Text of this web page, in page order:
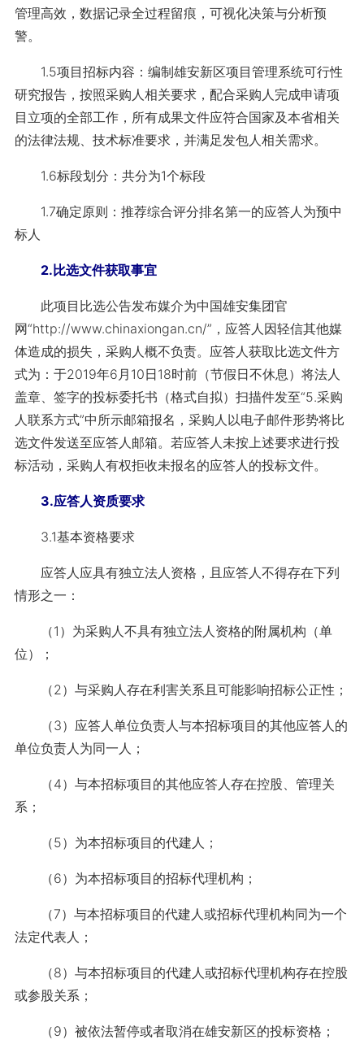
管理高效，数据记录全过程留痕，可视化决策与分析预
警。
1.5项目招标内容：编制雄安新区项目管理系统可行性
研究报告，按照采购人相关要求，配合采购人完成申请项
目立项的全部工作，所有成果文件应符合国家及本省相关
的法律法规、技术标准要求，并满足发包人相关需求。
1.6标段划分：共分为1个标段
1.7确定原则：推荐综合评分排名第一的应答人为预中
标人
2.比选文件获取事宜
此项目比选公告发布媒介为中国雄安集团官
网“http://www.chinaxiongan.cn/”，应答人因轻信其他媒
体造成的损失，采购人概不负责。应答人获取比选文件方
式为：于2019年6月10日18时前（节假日不休息）将法人
盖章、签字的投标委托书（格式自拟）扫描件发至“5.采购
人联系方式”中所示邮箱报名，采购人以电子邮件形势将比
选文件发送至应答人邮箱。若应答人未按上述要求进行投
标活动，采购人有权拒收未报名的应答人的投标文件。
3.应答人资质要求
3.1基本资格要求
应答人应具有独立法人资格，且应答人不得存在下列
情形之一：
（1）为采购人不具有独立法人资格的附属机构（单
位）；
（2）与采购人存在利害关系且可能影响招标公正性；
（3）应答人单位负责人与本招标项目的其他应答人的
单位负责人为同一人；
（4）与本招标项目的其他应答人存在控股、管理关
系；
（5）为本招标项目的代建人；
（6）为本招标项目的招标代理机构；
（7）与本招标项目的代建人或招标代理机构同为一个
法定代表人；
（8）与本招标项目的代建人或招标代理机构存在控股
或参股关系；
（9）被依法暂停或者取消在雄安新区的投标资格；